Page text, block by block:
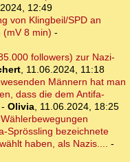
12:49
von Klingbeil/SPD an
(mV 8 min) -
followers) zur Nazi-
, 11.06.2024, 11:18
Männern hat man
dass die dem Antifa-
- Olivia, 11.06.2024, 18:25
Sprössling bezeichnete
haben, als Nazis.... -